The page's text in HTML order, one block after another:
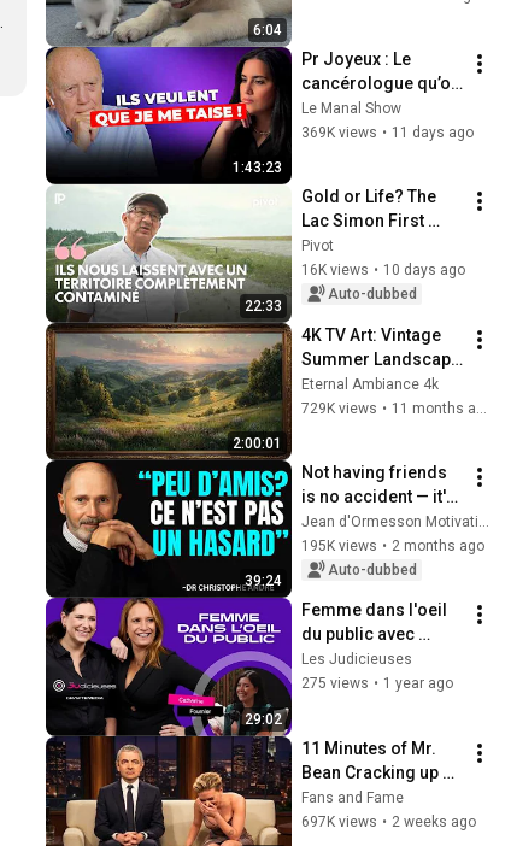
6:04
1:43:23
Pr Joyeux : Le
cancérologue qu’on
veut faire TAIRE !
Cette mode
Le Manal Show
369K views • 11 days ago
22:33
Gold or Life? The
Lac Simon First
Nation's fight
against the mining
industry in Quebec
Pivot
16K views • 10 days ago
Auto-dubbed
2:00:01
4K TV Art: Vintage
Summer Landscape
with Gold Frame |
Relaxing
Eternal Ambiance 4k
729K views •
39:24
Not having friends
is no accident — it's
a signal almost no
one understands |
Andre
Jean d'Ormesson Motivation
195K views • 2 months ago
Auto-dubbed
29:02
Femme dans l'oeil
du public avec
Catherine Fournier
Les Judicieuses
275 views • 1 year ago
11 Minutes of Mr.
Bean Cracking up
Celebrities
Fans and Fame
697K views • 2 weeks ago